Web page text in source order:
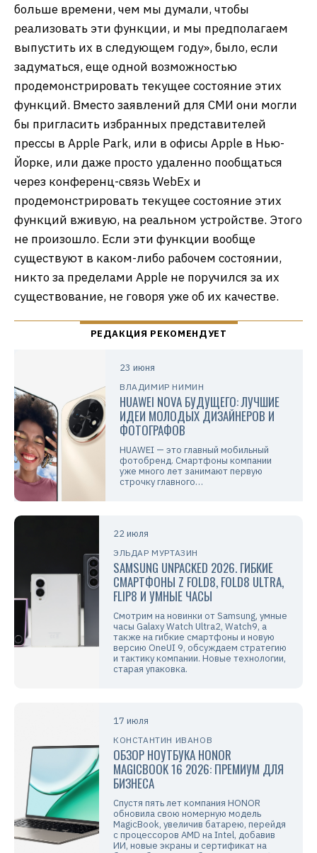
больше времени, чем мы думали, чтобы
реализовать эти функции, и мы предполагаем
выпустить их в следующем году», было, если
задуматься, еще одной возможностью
продемонстрировать текущее состояние этих
функций. Вместо заявлений для СМИ они могли
бы пригласить избранных представителей
прессы в Apple Park, или в офисы Apple в Нью-
Йорке, или даже просто удаленно пообщаться
через конференц-связь WebEx и
продемонстрировать текущее состояние этих
функций вживую, на реальном устройстве. Этого
не произошло. Если эти функции вообще
существуют в каком-либо рабочем состоянии,
никто за пределами Apple не поручился за их
существование, не говоря уже об их качестве.
23 июня
ВЛАДИМИР НИМИН
HUAWEI NOVA БУДУЩЕГО: ЛУЧШИЕ
ИДЕИ МОЛОДЫХ ДИЗАЙНЕРОВ И
ФОТОГРАФОВ
HUAWEI — это главный мобильный
фотобренд. Смартфоны компании
уже много лет занимают первую
строчку главного…
22 июля
ЭЛЬДАР МУРТАЗИН
SAMSUNG UNPACKED 2026. ГИБКИЕ
СМАРТФОНЫ Z FOLD8, FOLD8 ULTRA,
FLIP8 И УМНЫЕ ЧАСЫ
Смотрим на новинки от Samsung, умные
часы Galaxy Watch Ultra2, Watch9, а
также на гибкие смартфоны и новую
версию OneUI 9, обсуждаем стратегию
и тактику компании. Новые технологии,
старая упаковка.
17 июля
КОНСТАНТИН ИВАНОВ
ОБЗОР НОУТБУКА HONOR
MAGICBOOK 16 2026: ПРЕМИУМ ДЛЯ
БИЗНЕСА
Спустя пять лет компания HONOR
обновила свою номерную модель
MagicBook, увеличив батарею, перейдя
с процессоров AMD на Intel, добавив
ИИ, новые экраны и сертификат на